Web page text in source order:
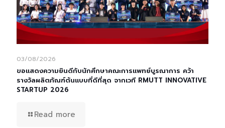
03/08/2026
ขอแสดงความยินดีกับนักศึกษาคณะการแพทย์บูรณาการ คว้า
รางวัลผลิตภัณฑ์ต้นแบบที่ดีที่สุด จากเวที RMUTT INNOVATIVE
STARTUP 2026
Read more